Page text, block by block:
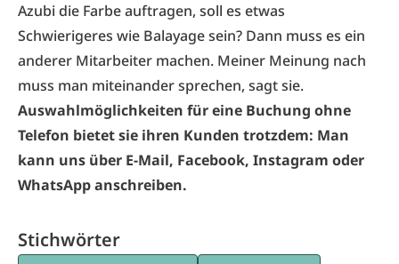
Azubi die Farbe auftragen, soll es etwas
Schwierigeres wie Balayage sein? Dann muss es ein
anderer Mitarbeiter machen. Meiner Meinung nach
muss man miteinander sprechen, sagt sie.
Auswahlmöglichkeiten für eine Buchung ohne
Telefon bietet sie ihren Kunden trotzdem: Man
kann uns über E-Mail, Facebook, Instagram oder
WhatsApp anschreiben.
Stichwörter